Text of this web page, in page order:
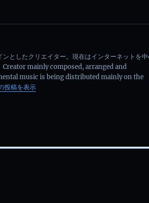
としたクリエイター。現在はインターネットを
mainly composed, arranged and
music is being distributed mainly on the
投稿を表示